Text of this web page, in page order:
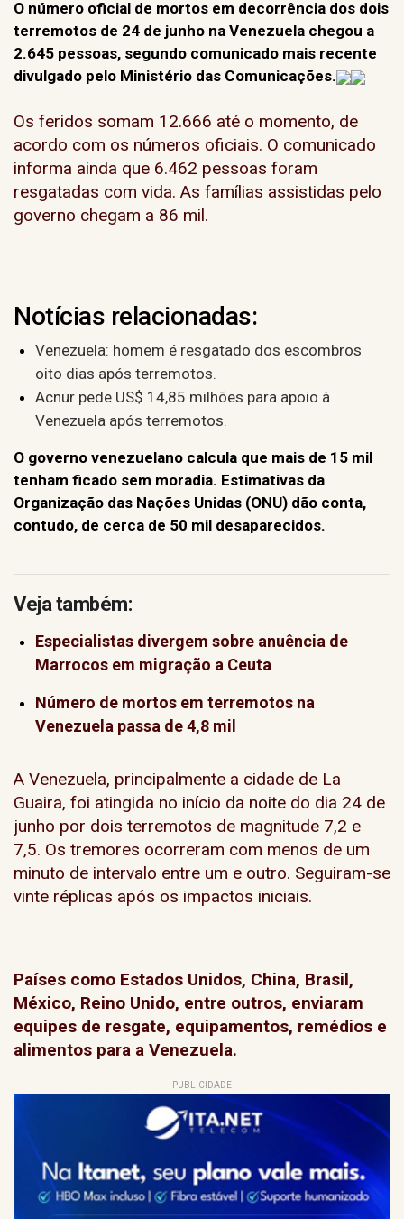
O número oficial de mortos em decorrência dos dois
terremotos de 24 de junho na Venezuela chegou a
2.645 pessoas, segundo comunicado mais recente
divulgado pelo Ministério das Comunicações.
Os feridos somam 12.666 até o momento, de
acordo com os números oficiais. O comunicado
informa ainda que 6.462 pessoas foram
resgatadas com vida. As famílias assistidas pelo
governo chegam a 86 mil.
Notícias relacionadas:
Venezuela: homem é resgatado dos escombros
oito dias após terremotos.
Acnur pede US$ 14,85 milhões para apoio à
Venezuela após terremotos.
O governo venezuelano calcula que mais de 15 mil
tenham ficado sem moradia. Estimativas da
Organização das Nações Unidas (ONU) dão conta,
contudo, de cerca de 50 mil desaparecidos.
Veja também:
Especialistas divergem sobre anuência de
Marrocos em migração a Ceuta
Número de mortos em terremotos na
Venezuela passa de 4,8 mil
A Venezuela, principalmente a cidade de La
Guaira, foi atingida no início da noite do dia 24 de
junho por dois terremotos de magnitude 7,2 e
7,5. Os tremores ocorreram com menos de um
minuto de intervalo entre um e outro. Seguiram-se
vinte réplicas após os impactos iniciais.
Países como Estados Unidos, China, Brasil,
México, Reino Unido, entre outros, enviaram
equipes de resgate, equipamentos, remédios e
alimentos para a Venezuela.
PUBLICIDADE